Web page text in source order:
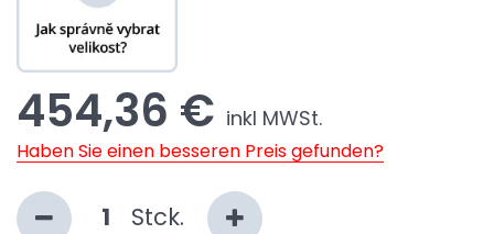
454,36 € inkl MWSt.
Haben Sie einen besseren Preis gefunden?
Stck.